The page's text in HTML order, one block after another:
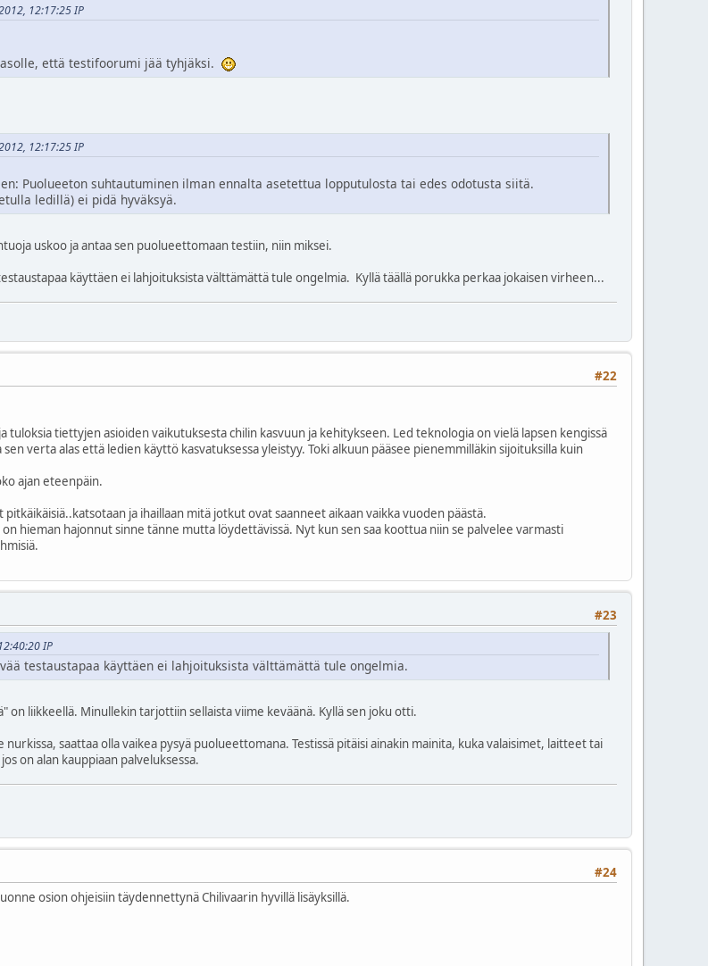
12:17:25 IP
että testifoorumi jää tyhjäksi.
12:17:25 IP
Puolueeton suhtautuminen ilman ennalta asetettua lopputulosta tai edes odotusta siitä.
ledillä) ei pidä hyväksyä.
uskoo ja antaa sen puolueettomaan testiin, niin miksei.
käyttäen ei lahjoituksista välttämättä tule ongelmia. Kyllä täällä porukka perkaa jokaisen virheen...
#22
tuloksia tiettyjen asioiden vaikutuksesta chilin kasvuun ja kehitykseen. Led teknologia on vielä lapsen kengissä
verta alas että ledien käyttö kasvatuksessa yleistyy. Toki alkuun pääsee pienemmilläkin sijoituksilla kuin
ajan eteenpäin.
ja ihaillaan mitä jotkut ovat saanneet aikaan vaikka vuoden päästä.
hieman hajonnut sinne tänne mutta löydettävissä. Nyt kun sen saa koottua niin se palvelee varmasti
#23
IP
testaustapaa käyttäen ei lahjoituksista välttämättä tule ongelmia.
on liikkeellä. Minullekin tarjottiin sellaista viime keväänä. Kyllä sen joku otti.
saattaa olla vaikea pysyä puolueettomana. Testissä pitäisi ainakin mainita, kuka valaisimet, laitteet tai
on alan kauppiaan palveluksessa.
#24
osion ohjeisiin täydennettynä Chilivaarin hyvillä lisäyksillä.